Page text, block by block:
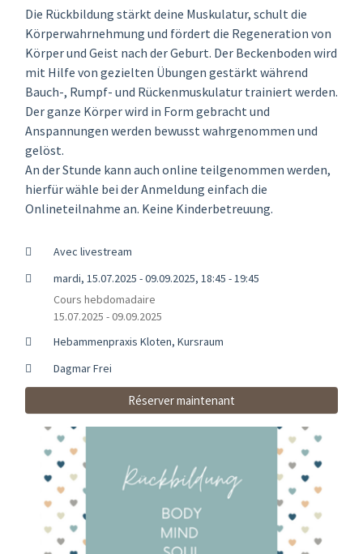
Die Rückbildung stärkt deine Muskulatur, schult die
Körperwahrnehmung und fördert die Regeneration von
Körper und Geist nach der Geburt. Der Beckenboden wird
mit Hilfe von gezielten Übungen gestärkt während
Bauch-, Rumpf- und Rückenmuskulatur trainiert werden.
Der ganze Körper wird in Form gebracht und
Anspannungen werden bewusst wahrgenommen und
gelöst.
An der Stunde kann auch online teilgenommen werden,
hierfür wähle bei der Anmeldung einfach die
Onlineteilnahme an. Keine Kinderbetreuung.
Avec livestream
mardi, 15.07.2025 - 09.09.2025, 18:45 - 19:45
Cours hebdomadaire
15.07.2025 - 09.09.2025
Hebammenpraxis Kloten, Kursraum
Dagmar Frei
Réserver maintenant